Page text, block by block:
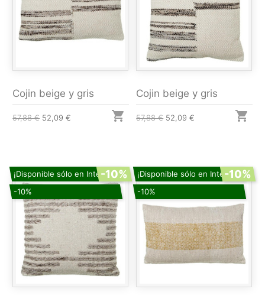
Cojin beige y gris
57,88 € 52,09 € 
Cojin beige y gris
57,88 € 52,09 € 
¡Disponible sólo en Internet!
-10%
-10%
¡Disponible sólo en Internet!
-10%
-10%